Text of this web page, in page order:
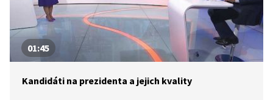
01:45
Kandidáti na prezidenta a jejich kvality